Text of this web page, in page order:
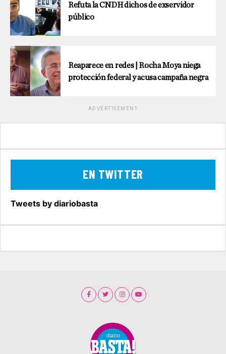
Refuta la CNDH dichos de exservidor
público
Reaparece en redes | Rocha Moya niega
protección federal y acusa campaña negra
ADVERTISEMENT
EN TWITTER
Tweets by diariobasta